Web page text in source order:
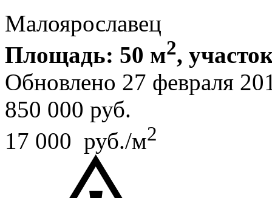
Малоярославец
Площадь: 50 м2,
Обновлено 27 февраля
850 000 руб.
17 000 руб./м2